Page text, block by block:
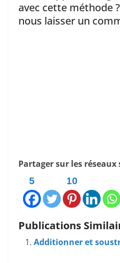
avec cette méthode
nous laisser un
Partager sur les réseaux
5 10
Publications
Additionner et